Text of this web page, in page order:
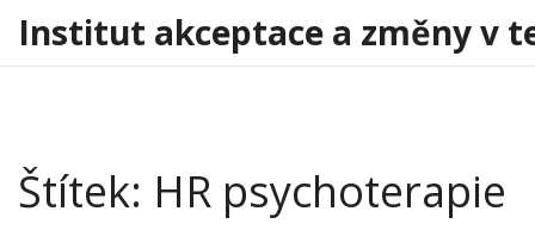
Institut akceptace a změny v
Štítek: HR psychoterapie